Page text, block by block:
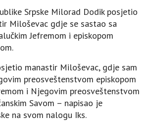
Srpske Milorad Dodik posjetio
Miloševac gdje se sastao sa
Јefremom i episkopom
manastir Miloševac, gdje sam
preosveštenstvom episkopom
i Njegovim preosveštenstvom
Savom – napisao je
na svom nalogu Iks.